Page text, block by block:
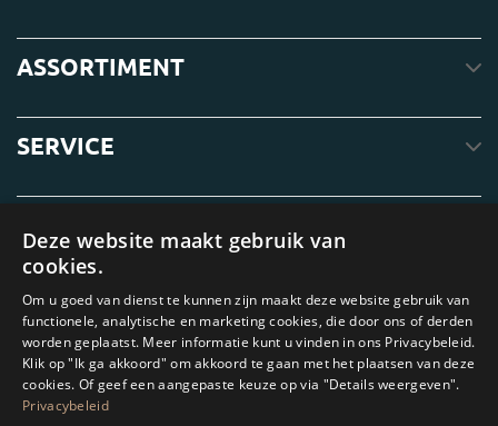
ASSORTIMENT
SERVICE
Deze website maakt gebruik van
cookies.
Om u goed van dienst te kunnen zijn maakt deze website gebruik van
functionele, analytische en marketing cookies, die door ons of derden
worden geplaatst. Meer informatie kunt u vinden in ons Privacybeleid.
Klik op "Ik ga akkoord" om akkoord te gaan met het plaatsen van deze
cookies. Of geef een aangepaste keuze op via "Details weergeven".
Privacybeleid